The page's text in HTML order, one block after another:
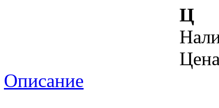
Ц
Описание